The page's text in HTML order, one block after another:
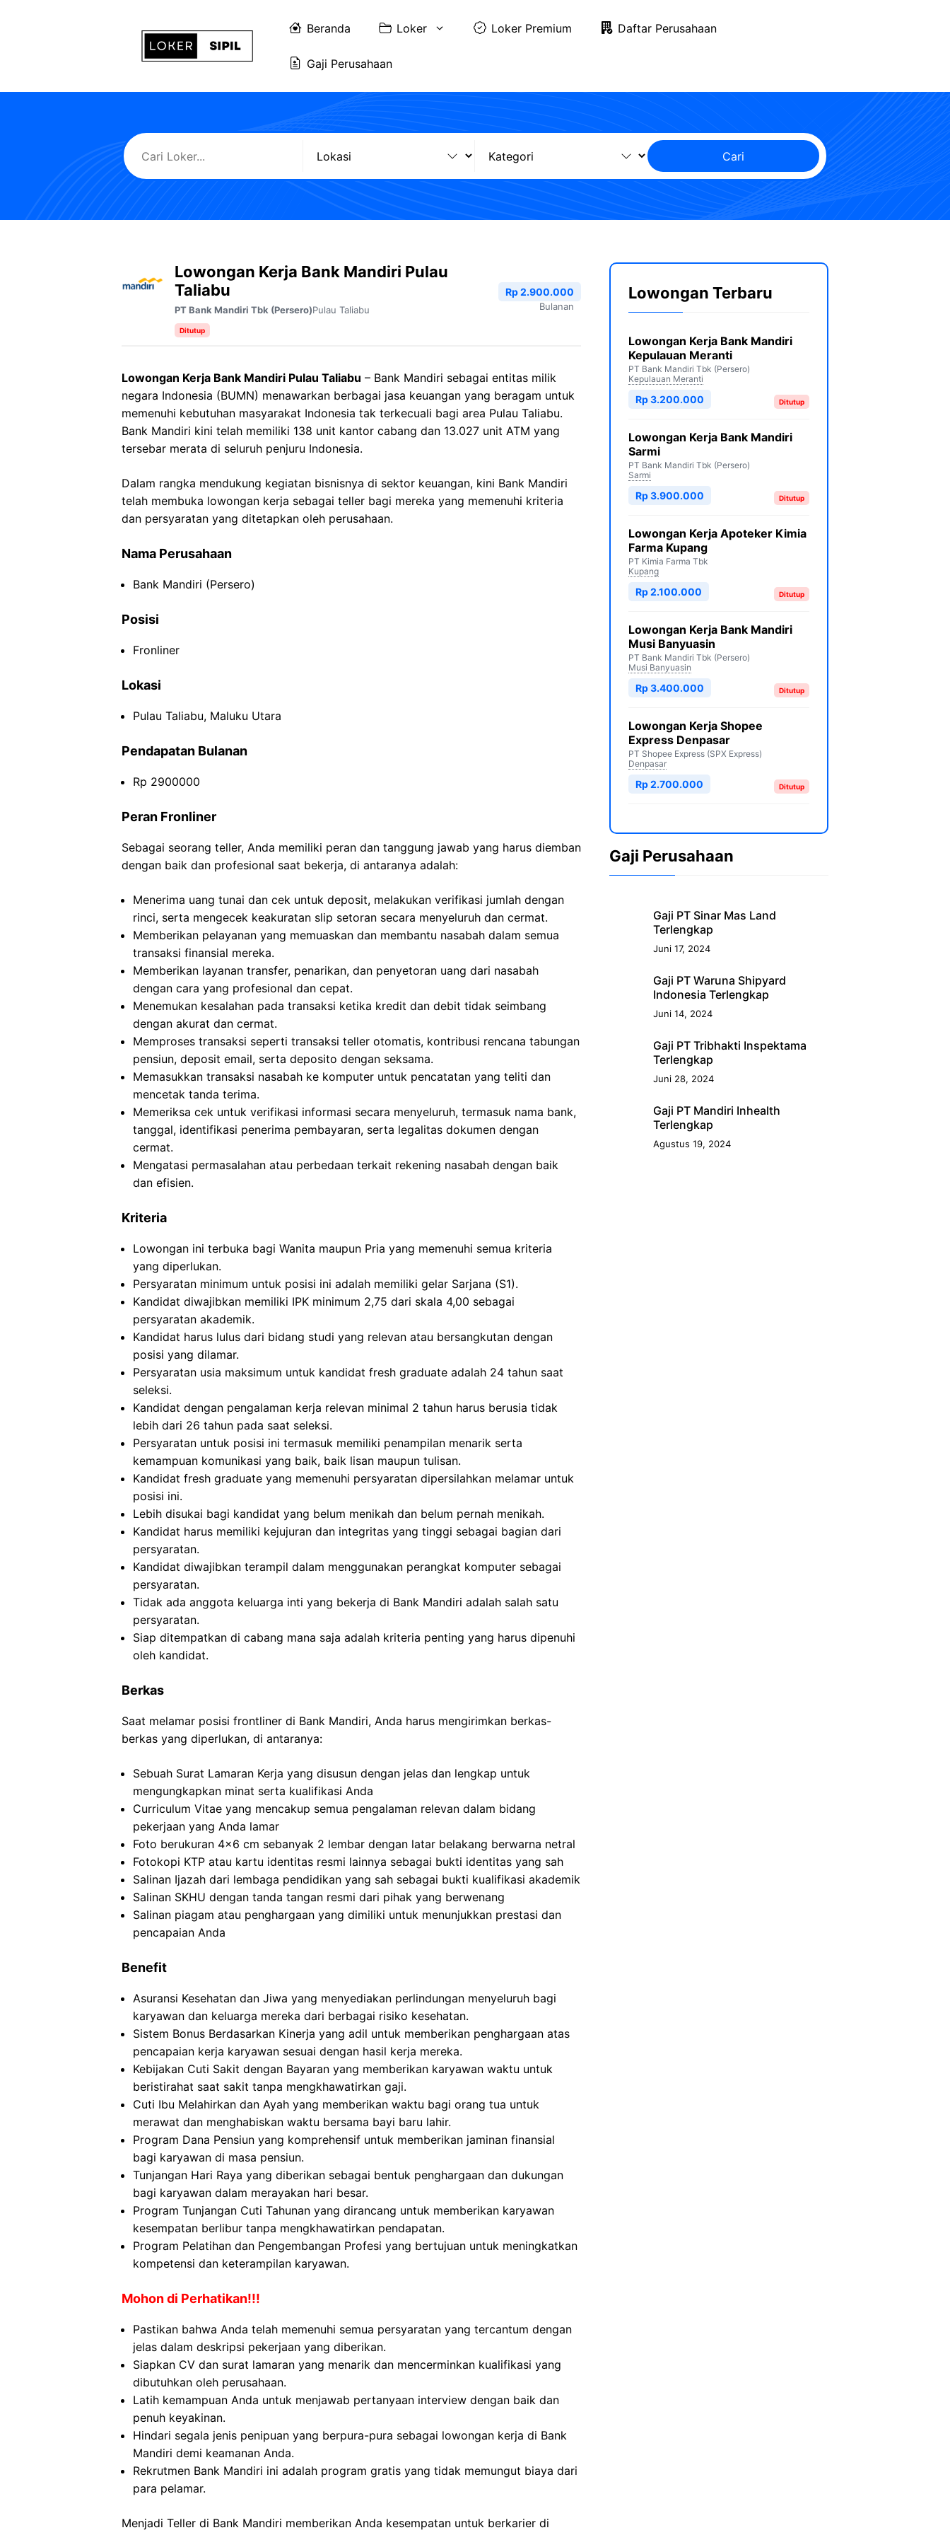
Beranda Loker Loker Premium Daftar Perusahaan
Gaji Perusahaan
Cari
Lowongan Kerja Bank Mandiri Pulau
Taliabu
PT Bank Mandiri Tbk (Persero)Pulau Taliabu
Ditutup
Rp 2.900.000
Bulanan
Lowongan Kerja Bank Mandiri Pulau Taliabu – Bank Mandiri sebagai entitas milik
negara Indonesia (BUMN) menawarkan berbagai jasa keuangan yang beragam untuk
memenuhi kebutuhan masyarakat Indonesia tak terkecuali bagi area Pulau Taliabu.
Bank Mandiri kini telah memiliki 138 unit kantor cabang dan 13.027 unit ATM yang
tersebar merata di seluruh penjuru Indonesia.
Dalam rangka mendukung kegiatan bisnisnya di sektor keuangan, kini Bank Mandiri
telah membuka lowongan kerja sebagai teller bagi mereka yang memenuhi kriteria
dan persyaratan yang ditetapkan oleh perusahaan.
Nama Perusahaan
Bank Mandiri (Persero)
Posisi
Fronliner
Lokasi
Pulau Taliabu, Maluku Utara
Pendapatan Bulanan
Rp 2900000
Peran Fronliner
Sebagai seorang teller, Anda memiliki peran dan tanggung jawab yang harus diemban
dengan baik dan profesional saat bekerja, di antaranya adalah:
Menerima uang tunai dan cek untuk deposit, melakukan verifikasi jumlah dengan
rinci, serta mengecek keakuratan slip setoran secara menyeluruh dan cermat.
Memberikan pelayanan yang memuaskan dan membantu nasabah dalam semua
transaksi finansial mereka.
Memberikan layanan transfer, penarikan, dan penyetoran uang dari nasabah
dengan cara yang profesional dan cepat.
Menemukan kesalahan pada transaksi ketika kredit dan debit tidak seimbang
dengan akurat dan cermat.
Memproses transaksi seperti transaksi teller otomatis, kontribusi rencana tabungan
pensiun, deposit email, serta deposito dengan seksama.
Memasukkan transaksi nasabah ke komputer untuk pencatatan yang teliti dan
mencetak tanda terima.
Memeriksa cek untuk verifikasi informasi secara menyeluruh, termasuk nama bank,
tanggal, identifikasi penerima pembayaran, serta legalitas dokumen dengan
cermat.
Mengatasi permasalahan atau perbedaan terkait rekening nasabah dengan baik
dan efisien.
Kriteria
Lowongan ini terbuka bagi Wanita maupun Pria yang memenuhi semua kriteria
yang diperlukan.
Persyaratan minimum untuk posisi ini adalah memiliki gelar Sarjana (S1).
Kandidat diwajibkan memiliki IPK minimum 2,75 dari skala 4,00 sebagai
persyaratan akademik.
Kandidat harus lulus dari bidang studi yang relevan atau bersangkutan dengan
posisi yang dilamar.
Persyaratan usia maksimum untuk kandidat fresh graduate adalah 24 tahun saat
seleksi.
Kandidat dengan pengalaman kerja relevan minimal 2 tahun harus berusia tidak
lebih dari 26 tahun pada saat seleksi.
Persyaratan untuk posisi ini termasuk memiliki penampilan menarik serta
kemampuan komunikasi yang baik, baik lisan maupun tulisan.
Kandidat fresh graduate yang memenuhi persyaratan dipersilahkan melamar untuk
posisi ini.
Lebih disukai bagi kandidat yang belum menikah dan belum pernah menikah.
Kandidat harus memiliki kejujuran dan integritas yang tinggi sebagai bagian dari
persyaratan.
Kandidat diwajibkan terampil dalam menggunakan perangkat komputer sebagai
persyaratan.
Tidak ada anggota keluarga inti yang bekerja di Bank Mandiri adalah salah satu
persyaratan.
Siap ditempatkan di cabang mana saja adalah kriteria penting yang harus dipenuhi
oleh kandidat.
Berkas
Saat melamar posisi frontliner di Bank Mandiri, Anda harus mengirimkan berkas-
berkas yang diperlukan, di antaranya:
Sebuah Surat Lamaran Kerja yang disusun dengan jelas dan lengkap untuk
mengungkapkan minat serta kualifikasi Anda
Curriculum Vitae yang mencakup semua pengalaman relevan dalam bidang
pekerjaan yang Anda lamar
Foto berukuran 4×6 cm sebanyak 2 lembar dengan latar belakang berwarna netral
Fotokopi KTP atau kartu identitas resmi lainnya sebagai bukti identitas yang sah
Salinan Ijazah dari lembaga pendidikan yang sah sebagai bukti kualifikasi akademik
Salinan SKHU dengan tanda tangan resmi dari pihak yang berwenang
Salinan piagam atau penghargaan yang dimiliki untuk menunjukkan prestasi dan
pencapaian Anda
Benefit
Asuransi Kesehatan dan Jiwa yang menyediakan perlindungan menyeluruh bagi
karyawan dan keluarga mereka dari berbagai risiko kesehatan.
Sistem Bonus Berdasarkan Kinerja yang adil untuk memberikan penghargaan atas
pencapaian kerja karyawan sesuai dengan hasil kerja mereka.
Kebijakan Cuti Sakit dengan Bayaran yang memberikan karyawan waktu untuk
beristirahat saat sakit tanpa mengkhawatirkan gaji.
Cuti Ibu Melahirkan dan Ayah yang memberikan waktu bagi orang tua untuk
merawat dan menghabiskan waktu bersama bayi baru lahir.
Program Dana Pensiun yang komprehensif untuk memberikan jaminan finansial
bagi karyawan di masa pensiun.
Tunjangan Hari Raya yang diberikan sebagai bentuk penghargaan dan dukungan
bagi karyawan dalam merayakan hari besar.
Program Tunjangan Cuti Tahunan yang dirancang untuk memberikan karyawan
kesempatan berlibur tanpa mengkhawatirkan pendapatan.
Program Pelatihan dan Pengembangan Profesi yang bertujuan untuk meningkatkan
kompetensi dan keterampilan karyawan.
Mohon di Perhatikan!!!
Pastikan bahwa Anda telah memenuhi semua persyaratan yang tercantum dengan
jelas dalam deskripsi pekerjaan yang diberikan.
Siapkan CV dan surat lamaran yang menarik dan mencerminkan kualifikasi yang
dibutuhkan oleh perusahaan.
Latih kemampuan Anda untuk menjawab pertanyaan interview dengan baik dan
penuh keyakinan.
Hindari segala jenis penipuan yang berpura-pura sebagai lowongan kerja di Bank
Mandiri demi keamanan Anda.
Rekrutmen Bank Mandiri ini adalah program gratis yang tidak memungut biaya dari
para pelamar.
Menjadi Teller di Bank Mandiri memberikan Anda kesempatan untuk berkarier di
Lowongan Terbaru
Lowongan Kerja Bank Mandiri
Kepulauan Meranti
PT Bank Mandiri Tbk (Persero)
Kepulauan Meranti
Ditutup
Rp 3.200.000
Lowongan Kerja Bank Mandiri
Sarmi
PT Bank Mandiri Tbk (Persero)
Sarmi
Ditutup
Rp 3.900.000
Lowongan Kerja Apoteker Kimia
Farma Kupang
PT Kimia Farma Tbk
Kupang
Ditutup
Rp 2.100.000
Lowongan Kerja Bank Mandiri
Musi Banyuasin
PT Bank Mandiri Tbk (Persero)
Musi Banyuasin
Ditutup
Rp 3.400.000
Lowongan Kerja Shopee
Express Denpasar
PT Shopee Express (SPX Express)
Denpasar
Ditutup
Rp 2.700.000
Gaji Perusahaan
Gaji PT Sinar Mas Land
Terlengkap
Juni 17, 2024
Gaji PT Waruna Shipyard
Indonesia Terlengkap
Juni 14, 2024
Gaji PT Tribhakti Inspektama
Terlengkap
Juni 28, 2024
Gaji PT Mandiri Inhealth
Terlengkap
Agustus 19, 2024